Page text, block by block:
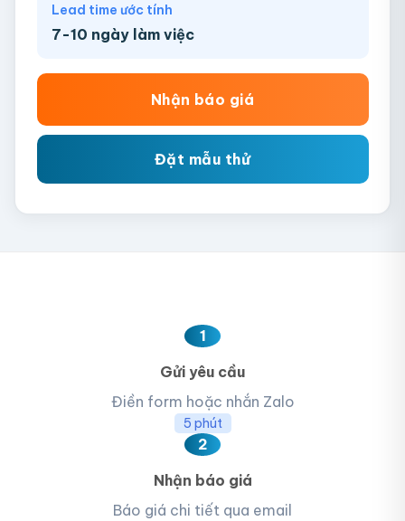
Lead time ước tính
7-10 ngày làm việc
Nhận báo giá
Đặt mẫu thử
1
Gửi yêu cầu
Điền form hoặc nhắn Zalo
5 phút
2
Nhận báo giá
Báo giá chi tiết qua email